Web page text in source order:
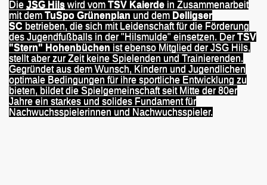
Die JSG Hils wird vom TSV Kaierde in Zusammenarbeit
mit dem TuSpo Grünenplan und dem Delligser
SC betrieben, die sich mit Leidenschaft für die Förderung
des Jugendfußballs in der "Hilsmulde" einsetzen. Der TSV
"Stern" Hohenbüchen ist ebenso Mitglied der JSG Hils,
stellt aber zur Zeit keine Spielenden und Trainierenden.
Gegründet aus dem Wunsch, Kindern und Jugendlichen
optimale Bedingungen für ihre sportliche Entwicklung zu
bieten, bildet die Spielgemeinschaft seit Mitte der 80er
Jahre ein starkes und solides Fundament für
Nachwuchsspielerinnen und Nachwuchsspieler.